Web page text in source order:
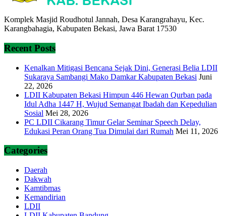
Komplek Masjid Roudhotul Jannah, Desa Karangrahayu, Kec.
Karangbahagia, Kabupaten Bekasi, Jawa Barat 17530
Recent Posts
Kenalkan Mitigasi Bencana Sejak Dini, Generasi Belia LDII
Sukaraya Sambangi Mako Damkar Kabupaten Bekasi Juni
22, 2026
LDII Kabupaten Bekasi Himpun 446 Hewan Qurban pada
Idul Adha 1447 H, Wujud Semangat Ibadah dan Kepedulian
Sosial Mei 28, 2026
PC LDII Cikarang Timur Gelar Seminar Speech Delay,
Edukasi Peran Orang Tua Dimulai dari Rumah Mei 11, 2026
Categories
Daerah
Dakwah
Kamtibmas
Kemandirian
LDII